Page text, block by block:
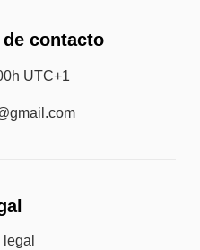
contacto
UTC+1